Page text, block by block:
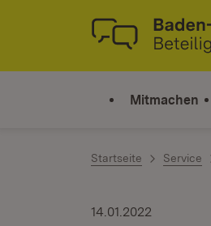
Zum Inhalt springen
Link zur Startseite
Mitmachen
Startseite Service
14.01.2022